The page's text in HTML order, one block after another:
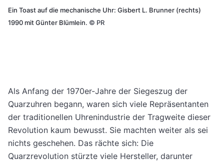
Ein Toast auf die mechanische Uhr: Gisbert L. Brunner (rechts)
1990 mit Günter Blümlein. © PR
Als Anfang der 1970er-Jahre der Siegeszug der
Quarzuhren begann, waren sich viele Repräsentanten
der traditionellen Uhrenindustrie der Tragweite dieser
Revolution kaum bewusst. Sie machten weiter als sei
nichts geschehen. Das rächte sich: Die
Quarzrevolution stürzte viele Hersteller, darunter